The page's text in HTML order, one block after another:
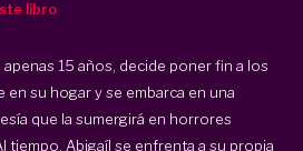
libro
apenas 15 años, decide poner fin a los
en su hogar y se embarca en una
que la sumergirá en horrores
tiempo, Abigaíl se enfrenta a su propia